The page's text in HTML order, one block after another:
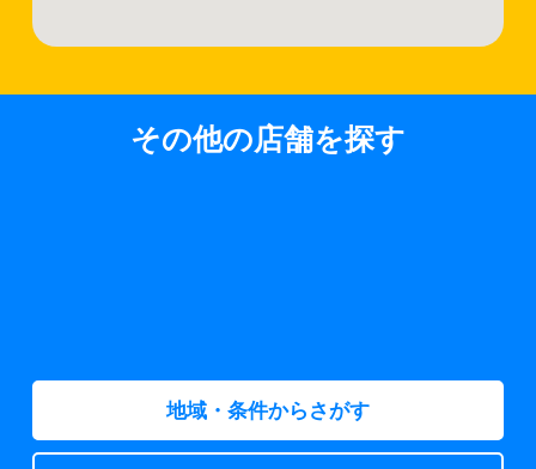
その他の店舗を探す
地域・条件からさがす